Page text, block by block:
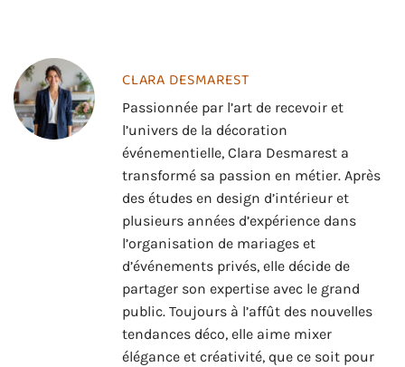
CLARA DESMAREST
Passionnée par l’art de recevoir et
l’univers de la décoration
événementielle, Clara Desmarest a
transformé sa passion en métier. Après
des études en design d’intérieur et
plusieurs années d’expérience dans
l’organisation de mariages et
d’événements privés, elle décide de
partager son expertise avec le grand
public. Toujours à l’affût des nouvelles
tendances déco, elle aime mixer
élégance et créativité, que ce soit pour